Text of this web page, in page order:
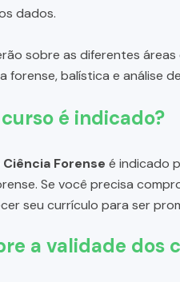
dados.
sobre as diferentes
forense, balística e análise
é indicado?
Forense é indicado
Se você precisa
seu currículo para ser
a validade dos